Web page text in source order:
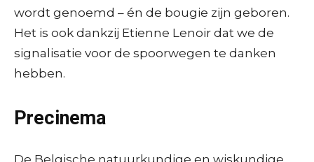
wordt genoemd – én de bougie zijn geboren.
Het is ook dankzij Etienne Lenoir dat we de
signalisatie voor de spoorwegen te danken
hebben.
Precinema
De Belgische natuurkundige en wiskundige